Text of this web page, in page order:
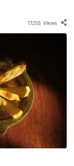
17255 Views